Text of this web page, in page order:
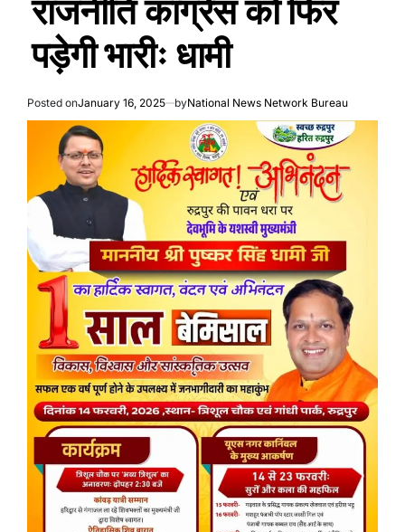
राजनीति कांग्रेस को फिर
पड़ेगी भारीः धामी
Posted onJanuary 16, 2025 byNational News Network Bureau